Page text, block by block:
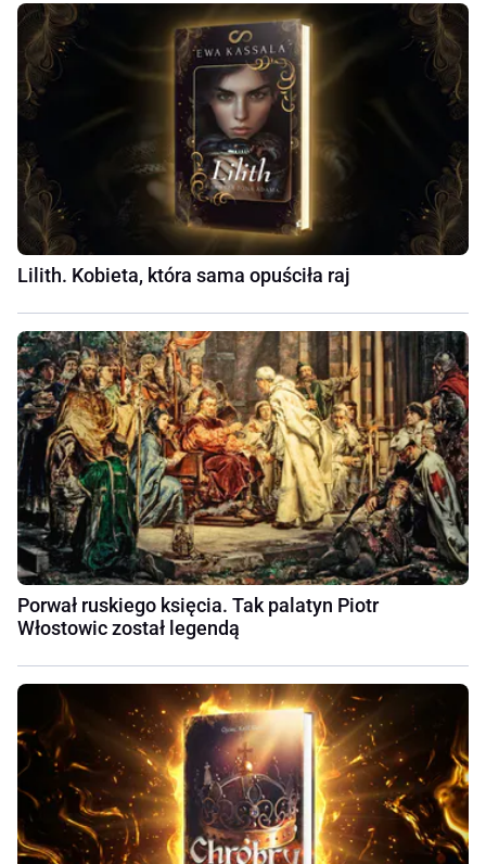
Lilith. Kobieta, która sama opuściła raj
Porwał ruskiego księcia. Tak palatyn Piotr
Włostowic został legendą